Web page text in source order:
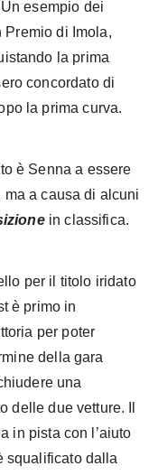
esempio dei
di Imola,
la prima
concordato di
la prima curva.
è Senna a essere
a causa di alcuni
in classifica.
per il titolo iridato
è primo in
per poter
della gara
una
delle due vetture. Il
in pista con l’aiuto
squalificato dalla